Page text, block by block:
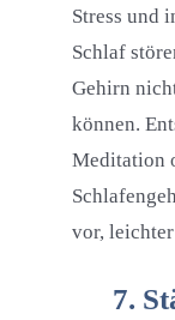
Stress und
Schlaf
Gehirn
können.
Meditation
vor,
7.